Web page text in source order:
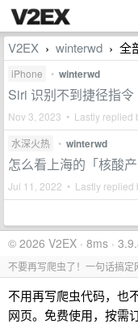
V2EX › winterwd › 全
iPhone • winterwd
Siri 识别不到捷径指令
Nov 3, 2023 • Lastly replied
水深火热 • winterwd
怎么看上海的「核酸产
Jul 11, 2022 • Lastly replied
© 2026 V2EX · 8ms ·
不要再写爬虫了！一句话搞定
不用再写爬虫代码，也
网页。免费使用，按需